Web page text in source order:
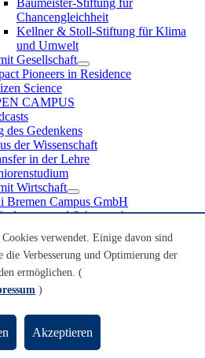
Chancengleichheit
Kellner & Stoll-Stiftung für Klima
und Umwelt
Gesellschaft
Pioneers in Residence
Science
CAMPUS
des Gedenkens
der Wissenschaft
in der Lehre
Wirtschaft
Bremen Campus GmbH
und Schutzrechte
an der Universität Bremen
an der Universität Bremen
Schule
und Schüler
verwendet. Einige davon sind
die Verbesserung und Optimierung der
ermöglichen. (
)
Akzeptieren